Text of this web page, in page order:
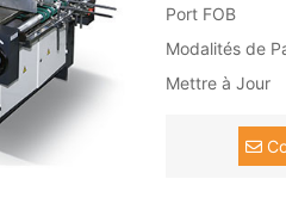
Port FOB
Modalités de
Mettre à Jour